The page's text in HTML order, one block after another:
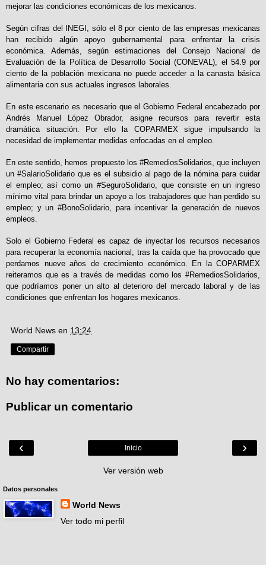
mejorar las condiciones económicas de los mexicanos.
Según cifras del INEGI, sólo el 8 por ciento de las empresas mexicanas
han recibido algún apoyo gubernamental para enfrentar la crisis
económica. Además, según estimaciones del Consejo Nacional de
Evaluación de la Política de Desarrollo Social (CONEVAL), el 54.9 por
ciento de la población mexicana no puede acceder a la canasta básica
alimentaria con sus actuales ingresos laborales.
En este escenario es necesario que el Gobierno Federal encabezado por
Andrés Manuel López Obrador, asigne recursos para revertir esta
dramática situación. Por ello la COPARMEX sigue impulsando la
necesidad de implementar medidas enfocadas en el empleo.
En este sentido, hemos propuesto los #RemediosSolidarios, que incluyen
un #SalarioSolidario que es el subsidio al pago de la nómina para cuidar
el empleo; así como un #SeguroSolidario, que consiste en un ingreso
mínimo vital para brindar un apoyo a los trabajadores que han perdido su
empleo; y un #BonoSolidario, para incentivar la generación de nuevos
empleos.
Solo el Gobierno Federal es capaz de inyectar los recursos necesarios
para recuperar la economía nacional, tras la caída que ha provocado que
perdamos nueve años de crecimiento económico. En la COPARMEX
reiteramos que es a través de medidas como los #RemediosSolidarios,
que podríamos poner un alto al deterioro del mercado laboral y de las
condiciones que enfrentan los hogares mexicanos.
World News en 13:24
Compartir
No hay comentarios:
Publicar un comentario
‹ ›
Inicio
Ver versión web
Datos personales
World News
Ver todo mi perfil